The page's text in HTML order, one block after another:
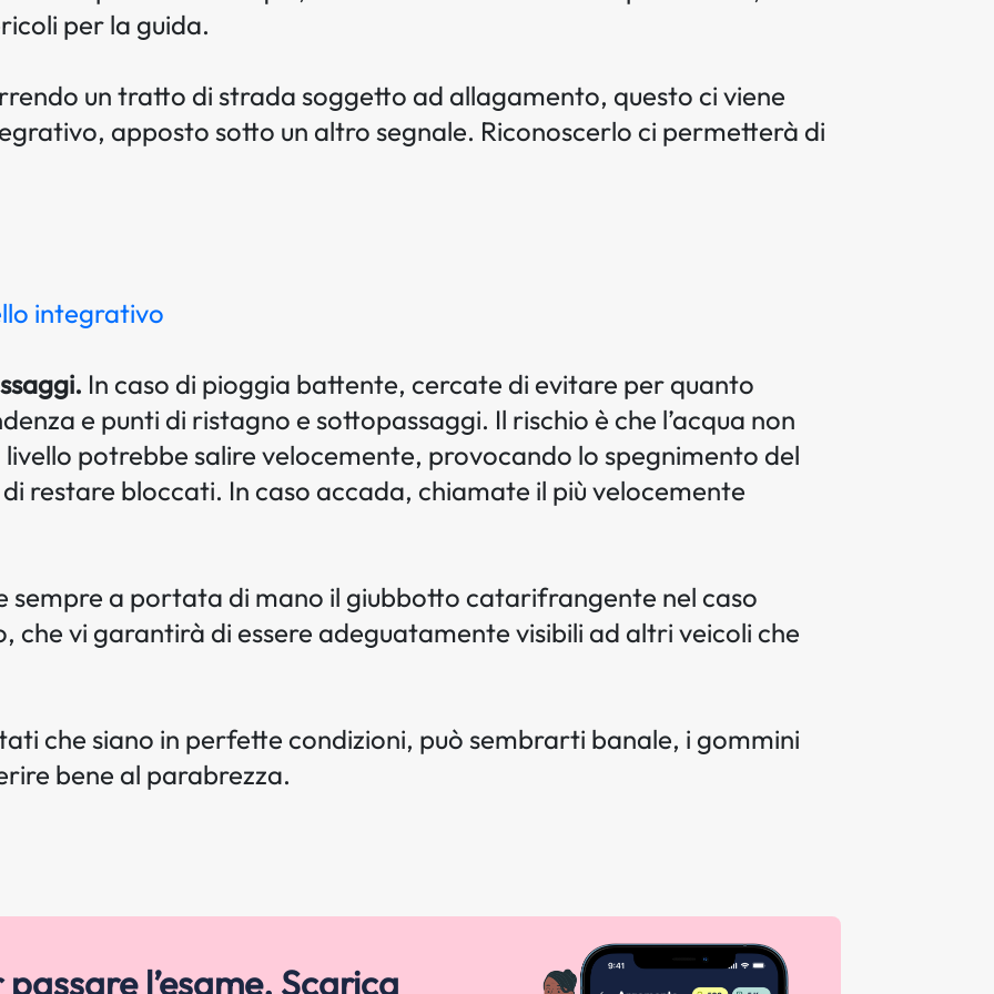
per la guida.
un tratto di strada soggetto ad allagamento, questo ci viene
apposto sotto un altro segnale. Riconoscerlo ci permetterà di
integrativo
In caso di pioggia battente, cercate di evitare per quanto
e punti di ristagno e sottopassaggi. Il rischio è che l’acqua non
livello potrebbe salire velocemente, provocando lo spegnimento del
restare bloccati. In caso accada, chiamate il più velocemente
sempre a portata di mano il giubbotto catarifrangente nel caso
che vi garantirà di essere adeguatamente visibili ad altri veicoli che
che siano in perfette condizioni, può sembrarti banale, i gommini
bene al parabrezza.
l’esame. Scarica